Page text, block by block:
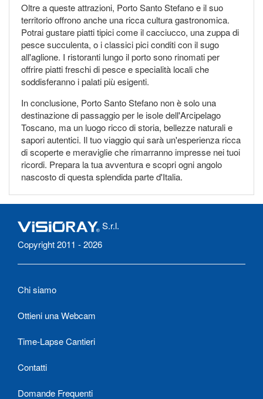
Oltre a queste attrazioni, Porto Santo Stefano e il suo
territorio offrono anche una ricca cultura gastronomica.
Potrai gustare piatti tipici come il cacciucco, una zuppa di
pesce succulenta, o i classici pici conditi con il sugo
all'aglione. I ristoranti lungo il porto sono rinomati per
offrire piatti freschi di pesce e specialità locali che
soddisferanno i palati più esigenti.
In conclusione, Porto Santo Stefano non è solo una
destinazione di passaggio per le isole dell'Arcipelago
Toscano, ma un luogo ricco di storia, bellezze naturali e
sapori autentici. Il tuo viaggio qui sarà un'esperienza ricca
di scoperte e meraviglie che rimarranno impresse nei tuoi
ricordi. Prepara la tua avventura e scopri ogni angolo
nascosto di questa splendida parte d'Italia.
S.r.l.
Copyright 2011 - 2026
Chi siamo
Ottieni una Webcam
Time-Lapse Cantieri
Contatti
Domande Frequenti